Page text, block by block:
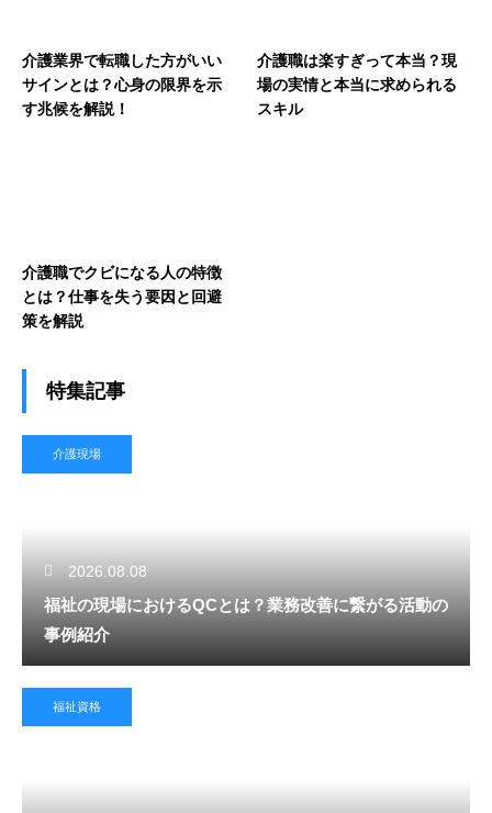
介護業界で転職した方がいい
サインとは？心身の限界を示
す兆候を解説！
介護職は楽すぎって本当？現
場の実情と本当に求められる
スキル
介護職でクビになる人の特徴
とは？仕事を失う要因と回避
策を解説
特集記事
介護現場
2026.08.08
福祉の現場におけるQCとは？業務改善に繋がる活動の
事例紹介
福祉資格